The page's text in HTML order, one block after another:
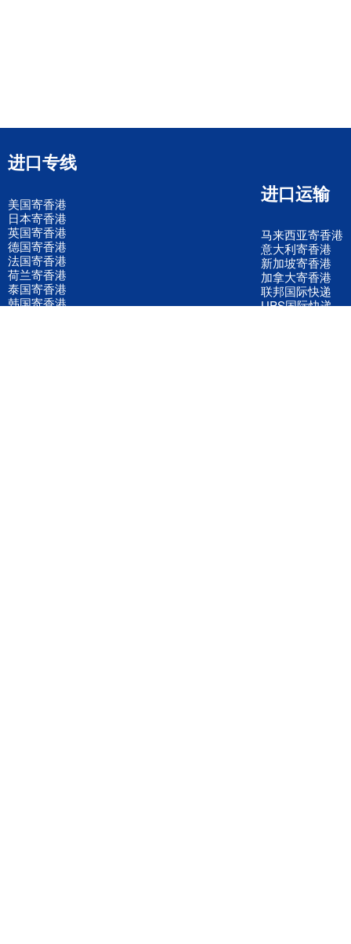
进口专线
美国寄香港
日本寄香港
英国寄香港
德国寄香港
法国寄香港
荷兰寄香港
泰国寄香港
韩国寄香港
进口运输
马来西亚寄香港
意大利寄香港
新加坡寄香港
加拿大寄香港
联邦国际快递
UPS国际快递